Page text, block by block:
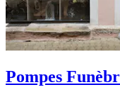
Pompes